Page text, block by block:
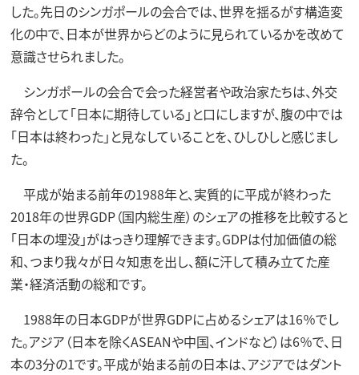
した。先日のシンガポールの会合では、世界を揺るがす構造変
化の中で、日本が世界からどのように見られているかを改めて
意識させられました。
シンガポールの会合で会った経営者や政治家たちは、外交
辞令として「日本に期待している」と口にしますが、腹の中では
「日本は終わった」と見なしていることを、ひしひしと感じまし
た。
平成が始まる前年の1988年と、実質的に平成が終わった
2018年の世界GDP（国内総生産）のシェアの推移を比較すると
「日本の埋没」がはっきり理解できます。GDPは付加価値の総
和、つまり我々が日々知恵を出し、額に汗して積み立てた産
業・経済活動の総和です。
1988年の日本GDPが世界GDPに占めるシェアは16％でし
た。アジア（日本を除くASEANや中国、インドなど）は6％で、日
本の3分の1です。平成が始まる前の日本は、アジアではダント